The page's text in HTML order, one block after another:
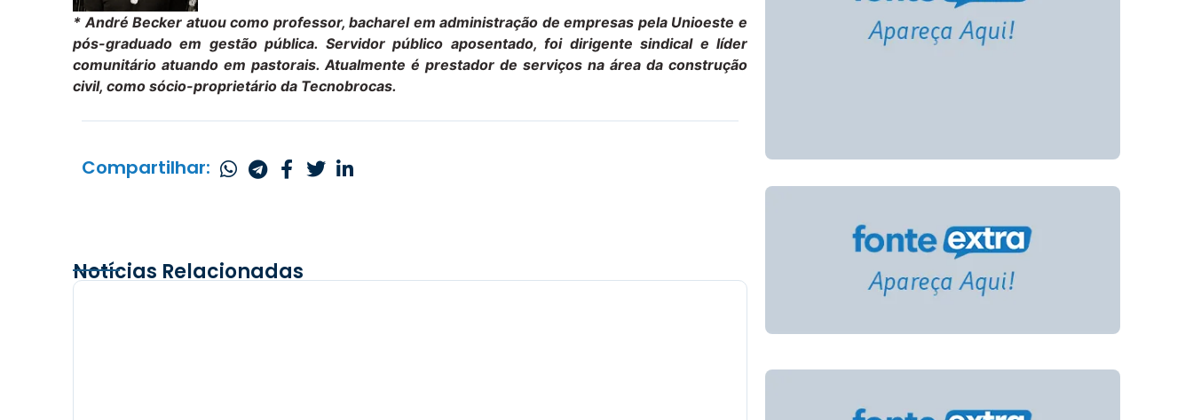
* André Becker atuou como professor, bacharel em administração de empresas pela Unioeste e
pós-graduado em gestão pública. Servidor público aposentado, foi dirigente sindical e líder
comunitário atuando em pastorais. Atualmente é prestador de serviços na área da construção
civil, como sócio-proprietário da Tecnobrocas.
Compartilhar:
Notícias Relacionadas